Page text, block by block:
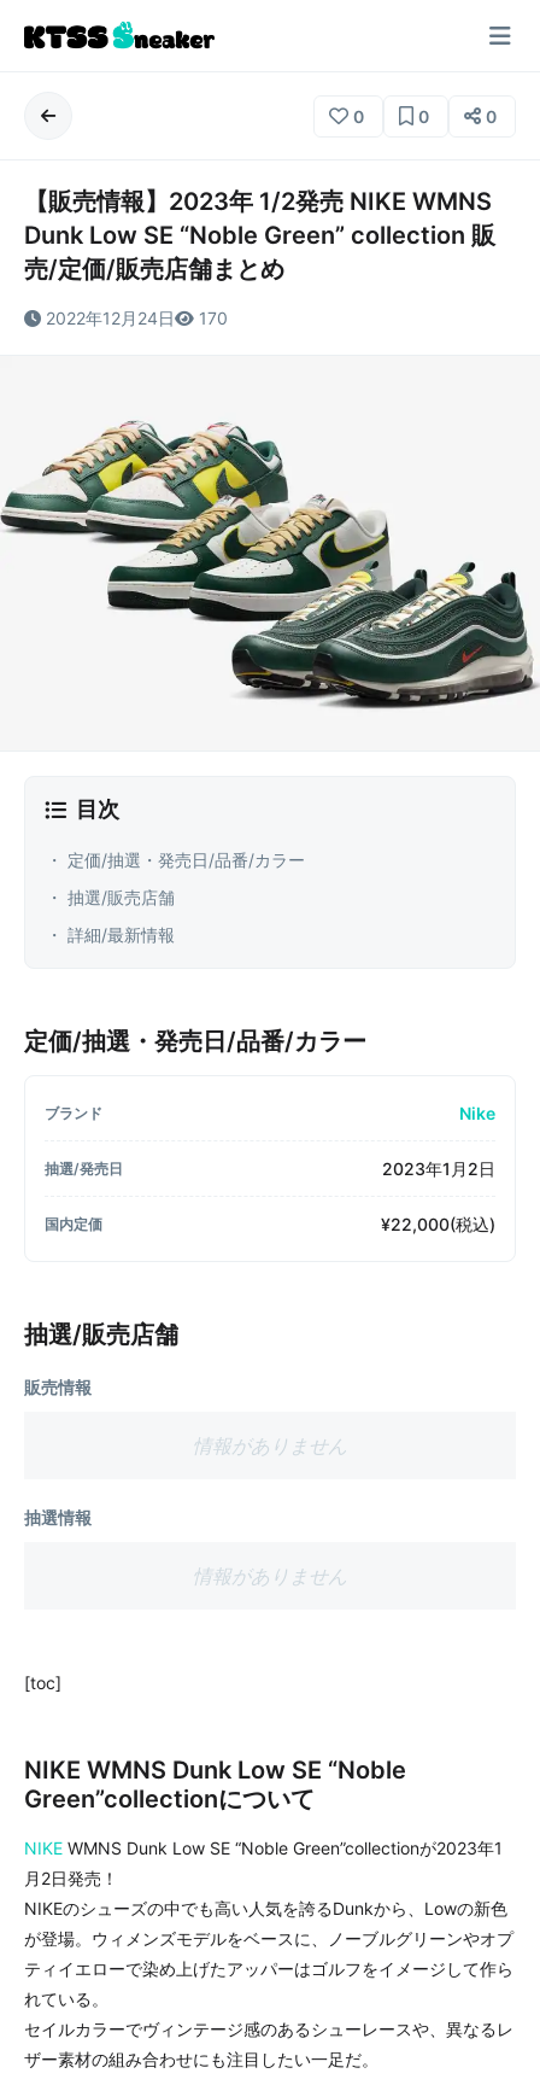
0 0 0
【販売情報】2023年 1/2発売 NIKE WMNS
Dunk Low SE “Noble Green” collection 販
売/定価/販売店舗まとめ
2022年12月24日 170
目次
・ 定価/抽選・発売日/品番/カラー
・ 抽選/販売店舗
・ 詳細/最新情報
定価/抽選・発売日/品番/カラー
ブランド Nike
抽選/発売日 2023年1月2日
国内定価 ¥22,000(税込)
抽選/販売店舗
販売情報
情報がありません
抽選情報
情報がありません
[toc]
NIKE WMNS Dunk Low SE “Noble
Green”collectionについて
NIKE WMNS Dunk Low SE “Noble Green”collectionが2023年1
月2日発売！
NIKEのシューズの中でも高い人気を誇るDunkから、Lowの新色
が登場。ウィメンズモデルをベースに、ノーブルグリーンやオプ
ティイエローで染め上げたアッパーはゴルフをイメージして作ら
れている。
セイルカラーでヴィンテージ感のあるシューレースや、異なるレ
ザー素材の組み合わせにも注目したい一足だ。